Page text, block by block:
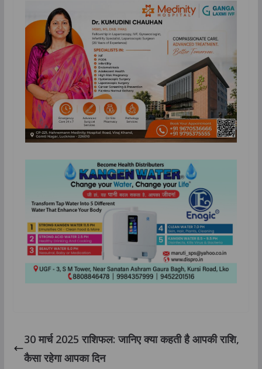
30 मार्च 2025 राशिफल: जानिए क्या कहती है आपकी राशि,
कैसा रहेगा आपका दिन